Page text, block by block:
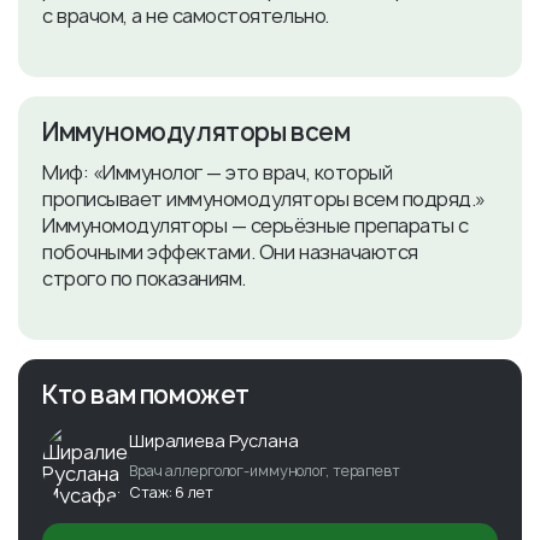
с врачом, а не самостоятельно.
Иммуномодуляторы всем
Миф: «Иммунолог — это врач, который
прописывает иммуномодуляторы всем подряд.»
Иммуномодуляторы — серьёзные препараты с
побочными эффектами. Они назначаются
строго по показаниям.
Кто вам поможет
Ширалиева Руслана
Врач аллерголог-иммунолог, терапевт
Стаж: 6 лет